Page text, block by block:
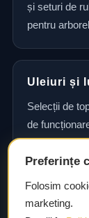
și seturi de
pentru
Uleiuri și
Selecții de
de
Consultanță
Preferințe
Folosim
marketing.